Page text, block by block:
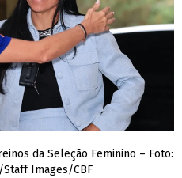
da Seleção Feminino – Foto:
Images/CBF